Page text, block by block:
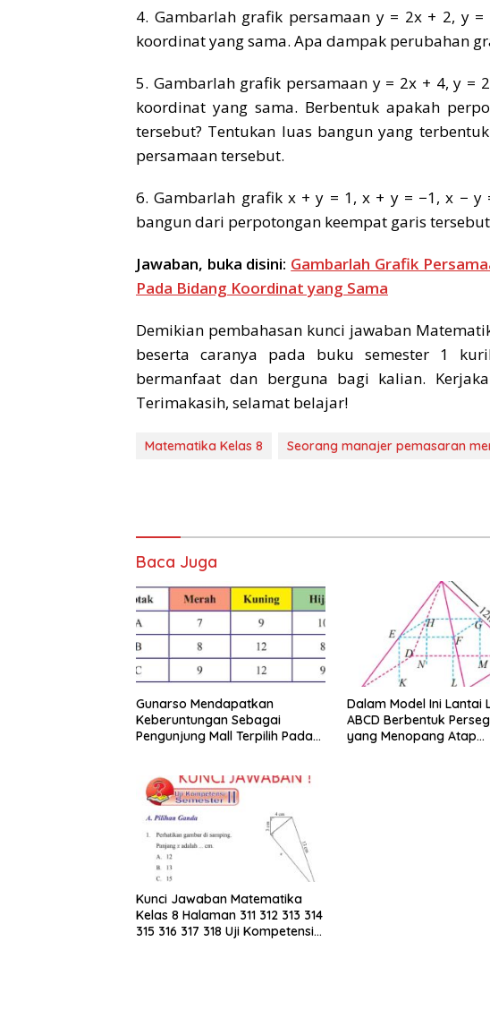
4. Gambarlah grafik persamaan y = 2x + 2, y
koordinat yang sama. Apa dampak perubahan
5. Gambarlah grafik persamaan y = 2x + 4, y =
koordinat yang sama. Berbentuk apakah
tersebut? Tentukan luas bangun yang
persamaan tersebut.
6. Gambarlah grafik x + y = 1, x + y = −1, x −
bangun dari perpotongan keempat garis
Jawaban, buka disini: Gambarlah Grafik
Pada Bidang Koordinat yang Sama
Demikian pembahasan kunci jawaban
beserta caranya pada buku semester 1
bermanfaat dan berguna bagi kalian.
Terimakasih, selamat belajar!
Matematika Kelas 8 Seorang manajer pemasaran
Baca Juga
Gunarso Mendapatkan
Keberuntungan Sebagai
Pengunjung Mall Terpilih Pada
Dalam Model Ini Lantai
ABCD Berbentuk
yang Menopang Atap
Kunci Jawaban Matematika
Kelas 8 Halaman 311 312 313 314
315 316 317 318 Uji Kompetensi